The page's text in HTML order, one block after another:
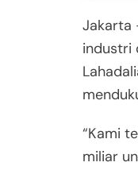
Jakarta
industri
“Kami
miliar